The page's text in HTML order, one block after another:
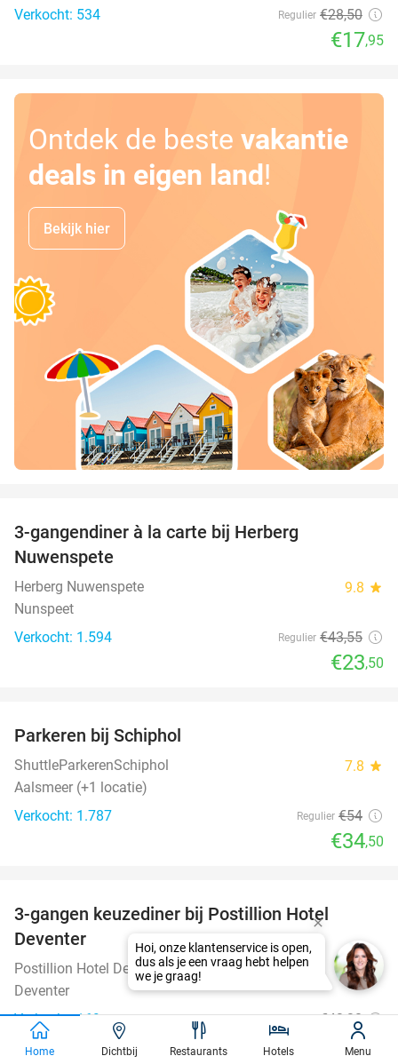
Verkocht: 534
Regulier €28,50
€17,95
Ontdek de beste vakantie
deals in eigen land!
Bekijk hier
3-gangendiner à la carte bij Herberg
Nuwenspete
Herberg Nuwenspete 9.8 star
Nunspeet
Verkocht: 1.594
Regulier €43,55
€23,50
Parkeren bij Schiphol
ShuttleParkerenSchiphol 7.8 star
Aalsmeer (+1 locatie)
Verkocht: 1.787
Regulier €54
€34,50
3-gangen keuzediner bij Postillion Hotel
Deventer
Postillion Hotel Deventer 9.1star
Deventer
Verkocht: 169
Regulier €43,30
€22
Home Dichtbij Restaurants Hotels Menu